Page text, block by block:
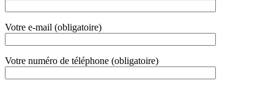
Votre e-mail (obligatoire)
Votre numéro de téléphone (obligatoire)